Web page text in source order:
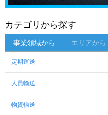
カテゴリから探す
事業領域から エリアから
定期運送
人員輸送
物資輸送